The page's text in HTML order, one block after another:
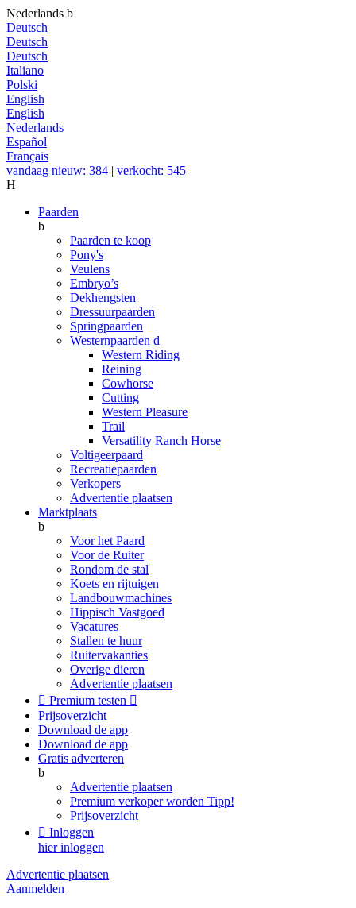
Nederlands b
Deutsch
Deutsch
Deutsch
Italiano
Polski
English
English
Nederlands
Español
Français
vandaag nieuw: 384 | verkocht: 545
H
Paarden
b
Paarden te koop
Pony's
Veulens
Embryo’s
Dekhengsten
Dressuurpaarden
Springpaarden
Westernpaarden d
Western Riding
Reining
Cowhorse
Cutting
Western Pleasure
Trail
Versatility Ranch Horse
Voltigeerpaard
Recreatiepaarden
Verkopers
Advertentie plaatsen
Marktplaats
b
Voor het Paard
Voor de Ruiter
Rondom de stal
Koets en rijtuigen
Landbouwmachines
Hippisch Vastgoed
Vacatures
Stallen te huur
Ruitervakanties
Overige dieren
Advertentie plaatsen
 Premium testen 
Prijsoverzicht
Download de app
Download de app
Gratis adverteren
b
Advertentie plaatsen
Premium verkoper worden Tipp!
Prijsoverzicht
 Inloggen
hier inloggen
Advertentie plaatsen
Aanmelden